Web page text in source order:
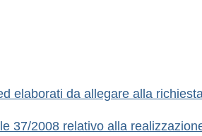
elaborati da allegare alla
37/2008 relativo alla